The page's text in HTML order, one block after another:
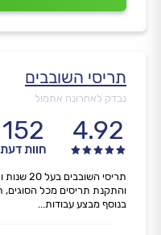
תריסי השובבים
נבדק לאחרונה אתמול
4.92
152
חוות דעת
תריסי
והתקנת תריסים מכל הסוגים,
בנוסף מבצע עבודות...